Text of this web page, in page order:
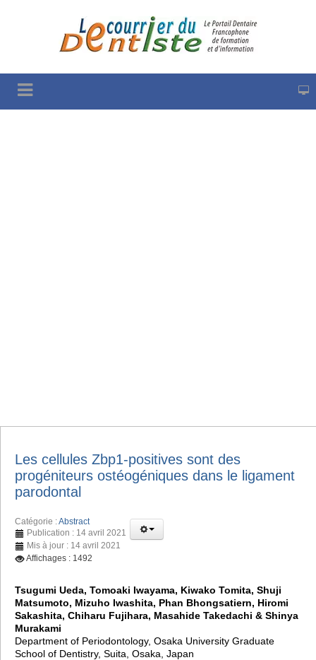
Les cellules Zbp1-positives sont des
progéniteurs ostéogéniques dans le ligament
parodontal
Catégorie :Abstract
Publication : 14 avril 2021
Mis à jour : 14 avril 2021
Affichages : 1492
Tsugumi Ueda, Tomoaki Iwayama, Kiwako Tomita, Shuji
Matsumoto, Mizuho Iwashita, Phan Bhongsatiern, Hiromi
Sakashita, Chiharu Fujihara, Masahide Takedachi & Shinya
Murakami
Department of Periodontology, Osaka University Graduate
School of Dentistry, Suita, Osaka, Japan